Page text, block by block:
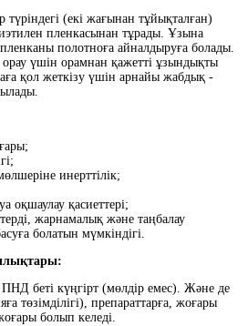
(екі жағынан тұйықталған)
пленкасынан тұрады. Ұзына
полотноға айналдыруға болады.
орау үшін орамнан қажетті ұзындықты
қол жеткізу үшін арнайы жабдық -
инерттілік;
оқшаулау қасиеттері;
жарнамалық және таңбалау
болатын мүмкіндігі.
беті күңгірт (мөлдір емес). Және де
төзімділігі), препараттарға, жоғары
болып келеді.